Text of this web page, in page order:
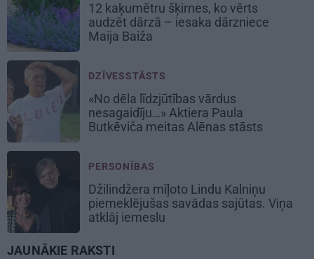
12 kaķumētru šķirnes, ko vērts
audzēt dārzā – iesaka dārzniece
Maija Baiža
DZĪVESSTĀSTS
«No dēla līdzjūtības vārdus
nesagaidīju…» Aktiera Paula
Butkēviča meitas Alēnas stāsts
PERSONĪBAS
Džilindžera mīļoto Lindu Kalniņu
piemeklējušas savādas sajūtas. Viņa
atklāj iemeslu
JAUNĀKIE RAKSTI